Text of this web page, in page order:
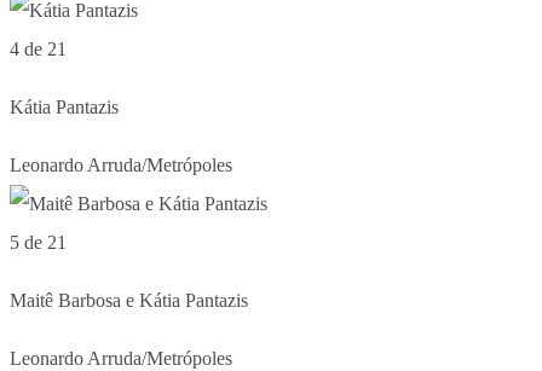
4 de 21
Kátia Pantazis
Leonardo Arruda/Metrópoles
5 de 21
Maitê Barbosa e Kátia Pantazis
Leonardo Arruda/Metrópoles